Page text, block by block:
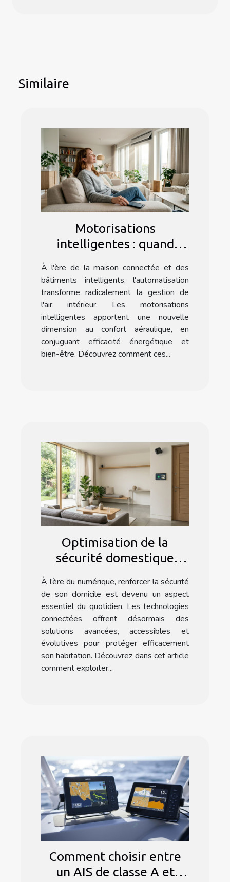
Similaire
Motorisations
intelligentes : quand
le confort aéraulique
À l'ère de la maison connectée et des
bâtiments intelligents, l'automatisation
transforme radicalement la gestion de
l'air intérieur. Les motorisations
intelligentes apportent une nouvelle
dimension au confort aéraulique, en
conjuguant efficacité énergétique et
bien-être. Découvrez comment ces...
Optimisation de la
sécurité domestique
connectée
À l’ère du numérique, renforcer la sécurité
de son domicile est devenu un aspect
essentiel du quotidien. Les technologies
connectées offrent désormais des
solutions avancées, accessibles et
évolutives pour protéger efficacement
son habitation. Découvrez dans cet article
comment exploiter...
Comment choisir entre
un AIS de classe A et